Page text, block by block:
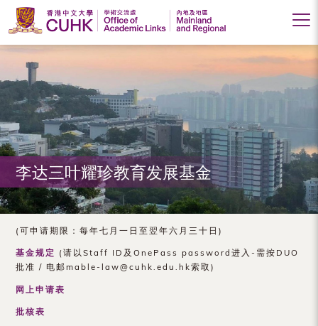
香
港
中
文
大
学
学
术
交
流
处
李达三叶耀珍教育发展基金
(可申请期限：每年七月一日至翌年六月三十日)
基金规定 (请以Staff ID及OnePass password进入-需按DUO
批准 / 电邮mable-law@cuhk.edu.hk索取)
网上申请表
批核表